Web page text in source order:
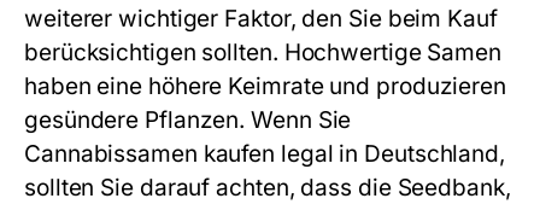
weiterer wichtiger Faktor, den Sie beim Kauf
berücksichtigen sollten. Hochwertige Samen
haben eine höhere Keimrate und produzieren
gesündere Pflanzen. Wenn Sie
Cannabissamen kaufen legal in Deutschland,
sollten Sie darauf achten, dass die Seedbank,